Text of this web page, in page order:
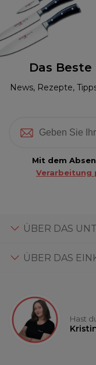
Das
News, Rezepte,
Mit dem
Verarbeitung
ÜBER DAS
ÜBER DAS
Hast